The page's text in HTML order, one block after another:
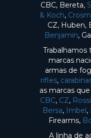
CBC, Bereta,
& Koch,
CZ, Huben,
Benjamin,
Trabalhamos
marcas
armas de
rifles,
as marcas
CBC, CZ, Rossi
Bersa, Imbel,
Firearms,
A linha de